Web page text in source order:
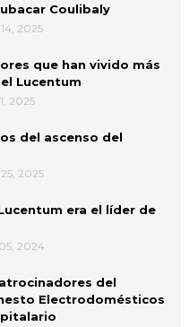
Coulibaly
2025
que han vivido más
Lucentum
2025
del ascenso del
2025
era el líder de
2024
del
Electrodomésticos